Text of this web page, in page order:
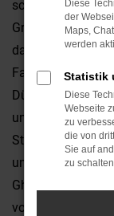
schnell bei einem
Grund liegt in der
das bereits seit
Fahrerinnen und
Dünnes sind
und bieten
Straubing oder in
und mit ein wenig
Ghibli
vorschwebt.
Diese
der
Maps,
werden
Statistik
Diese
Webseite
zu
die von
Sie auf
zu